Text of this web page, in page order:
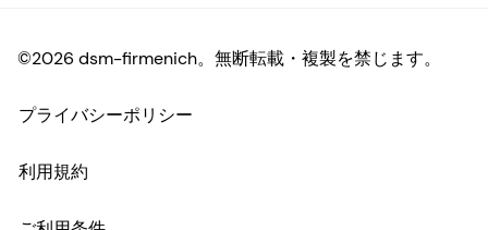
©2026 dsm-firmenich。無断転載・複製を禁じます。
プライバシーポリシー
利用規約